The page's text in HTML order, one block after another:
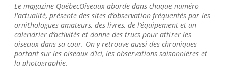
Le magazine QuébecOiseaux aborde dans chaque numéro
l'actualité, présente des sites d’observation fréquentés par les
ornithologues amateurs, des livres, de l’équipement et un
calendrier d’activités et donne des trucs pour attirer les
oiseaux dans sa cour. On y retrouve aussi des chroniques
portant sur les oiseaux d’ici, les observations saisonnières et
la photographie.